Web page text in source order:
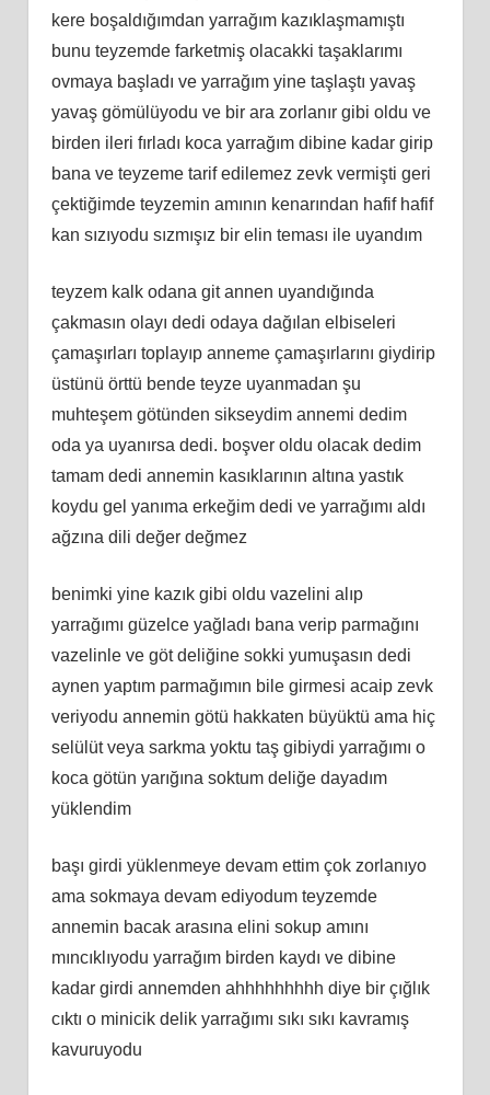
kere boşaldığımdan yarrağım kazıklaşmamıştı
bunu teyzemde farketmiş olacakki taşaklarımı
ovmaya başladı ve yarrağım yine taşlaştı yavaş
yavaş gömülüyodu ve bir ara zorlanır gibi oldu ve
birden ileri fırladı koca yarrağım dibine kadar girip
bana ve teyzeme tarif edilemez zevk vermişti geri
çektiğimde teyzemin amının kenarından hafif hafif
kan sızıyodu sızmışız bir elin teması ile uyandım
teyzem kalk odana git annen uyandığında
çakmasın olayı dedi odaya dağılan elbiseleri
çamaşırları toplayıp anneme çamaşırlarını giydirip
üstünü örttü bende teyze uyanmadan şu
muhteşem götünden sikseydim annemi dedim
oda ya uyanırsa dedi. boşver oldu olacak dedim
tamam dedi annemin kasıklarının altına yastık
koydu gel yanıma erkeğim dedi ve yarrağımı aldı
ağzına dili değer değmez
benimki yine kazık gibi oldu vazelini alıp
yarrağımı güzelce yağladı bana verip parmağını
vazelinle ve göt deliğine sokki yumuşasın dedi
aynen yaptım parmağımın bile girmesi acaip zevk
veriyodu annemin götü hakkaten büyüktü ama hiç
selülüt veya sarkma yoktu taş gibiydi yarrağımı o
koca götün yarığına soktum deliğe dayadım
yüklendim
başı girdi yüklenmeye devam ettim çok zorlanıyo
ama sokmaya devam ediyodum teyzemde
annemin bacak arasına elini sokup amını
mıncıklıyodu yarrağım birden kaydı ve dibine
kadar girdi annemden ahhhhhhhhh diye bir çığlık
cıktı o minicik delik yarrağımı sıkı sıkı kavramış
kavuruyodu